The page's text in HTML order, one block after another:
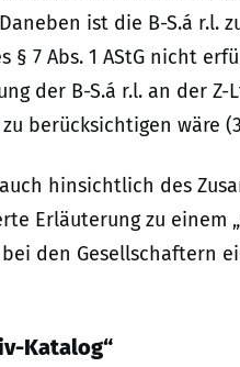
ist die B-S.á r.l.
7 Abs. 1 AStG nicht
der B-S.á r.l. an der
berücksichtigen wäre
hinsichtlich des
Erläuterung zu einem
den Gesellschaftern
Katalog“